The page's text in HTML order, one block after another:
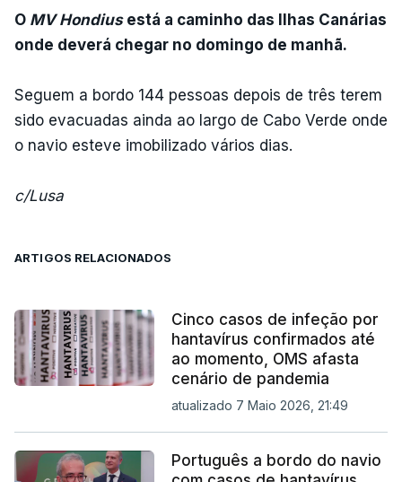
O MV Hondiusestá a caminho das Ilhas Canárias
onde deverá chegar no domingo de manhã.
Seguem a bordo 144 pessoas depois de três terem
sido evacuadas ainda ao largo de Cabo Verde onde
o navio esteve imobilizado vários dias.
c/Lusa
ARTIGOS RELACIONADOS
Cinco casos de infeção por
hantavírus confirmados até
ao momento, OMS afasta
cenário de pandemia
atualizado 7 Maio 2026, 21:49
Português a bordo do navio